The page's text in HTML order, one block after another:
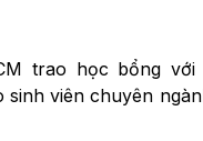
trao học bổng
viên chuyên